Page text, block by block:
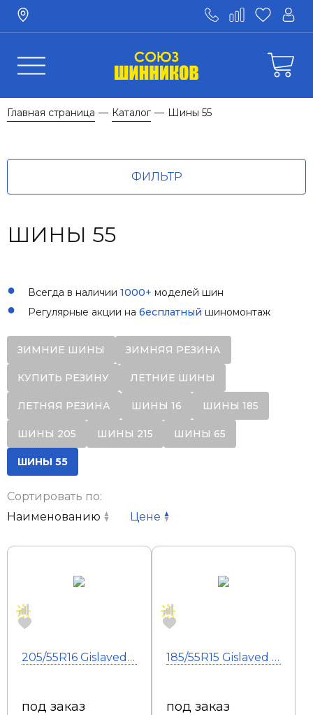
Главная страница — Каталог — Шины 55
ФИЛЬТР
ШИНЫ 55
Всегда в наличии 1000+ моделей шин
Регулярные акции на бесплатный шиномонтаж
ЗИМНИЕ ШИНЫ ЗИМНЯЯ РЕЗИНА
КУПИТЬ РЕЗИНУ ЛЕТНИЕ ШИНЫ
ЛЕТНЯЯ РЕЗИНА ШИНЫ 16 ШИНЫ 185
ШИНЫ 205 ШИНЫ 215 ШИНЫ 65
ШИНЫ 55
Сортировать по:
Наименованию
Цене
205/55R16 Gislaved EcoControl 91V
под заказ
185/55R15 Gislaved EcoControl FR XL 86V
под заказ